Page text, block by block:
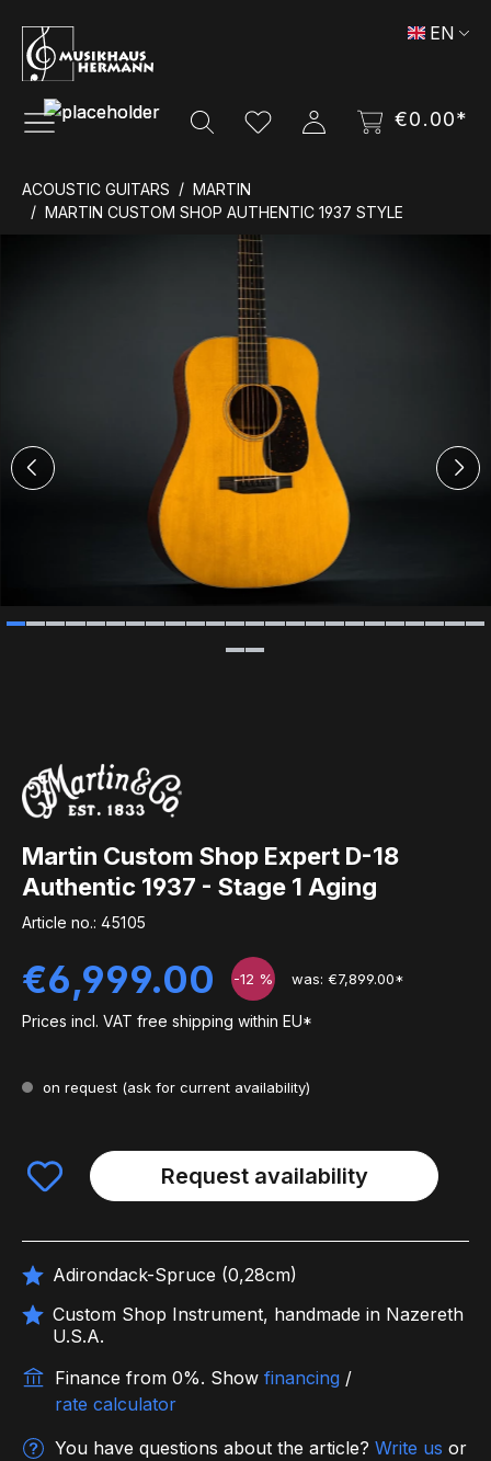
Skip to main content
€0.00*
EN
ACOUSTIC GUITARS
MARTIN
MARTIN CUSTOM SHOP AUTHENTIC 1937 STYLE
Martin Custom Shop Expert D-18
Authentic 1937 - Stage 1 Aging
Article no.: 45105
Sale price:
€6,999.00 -12 % was: €7,899.00*
Prices incl. VAT free shipping within EU*
on request (ask for current availability)
Request availability
Adirondack-Spruce (0,28cm)
Custom Shop Instrument, handmade in Nazereth
U.S.A.
Finance from 0%. Show financing /
rate calculator
You have questions about the article? Write us or